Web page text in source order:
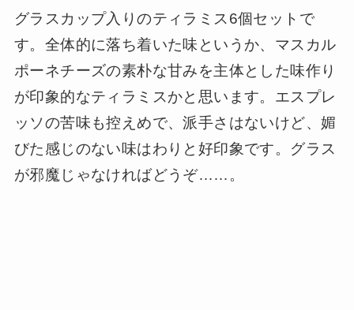
グラスカップ入りのティラミス6個セットで
す。全体的に落ち着いた味というか、マスカル
ポーネチーズの素朴な甘みを主体とした味作り
が印象的なティラミスかと思います。エスプレ
ッソの苦味も控えめで、派手さはないけど、媚
びた感じのない味はわりと好印象です。グラス
が邪魔じゃなければどうぞ……。